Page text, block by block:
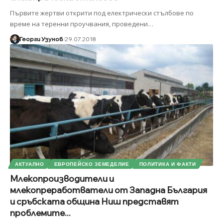
Първите жертви открити под електрически стълбове по
време на теренни проучвания, проведени…
Георги Узунов 29.07.2018
АКТУАЛНО ЕВРОПЕЙСКО ЗЕМЕДЕЛИЕ ПОЛИТИКА И ФАКТИ
Млекопроизводители и
млекопреработватели от Западнa България
и сръбската община Ниш представят
проблемите...